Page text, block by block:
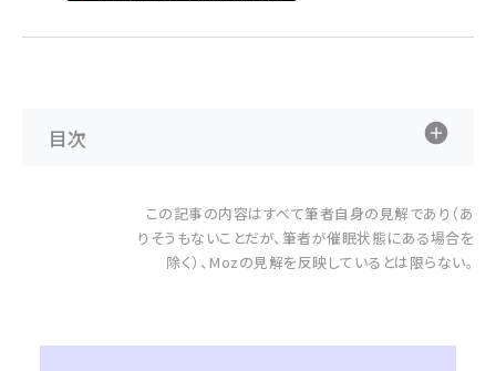
目次
この記事の内容はすべて筆者自身の見解であり（あ
りそうもないことだが、筆者が催眠状態にある場合を
除く）、Mozの見解を反映しているとは限らない。